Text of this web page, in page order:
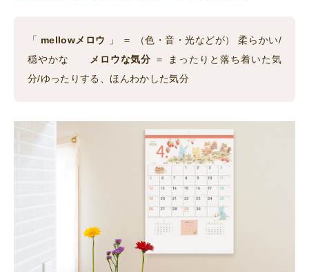
「 mellowメロウ
」 ＝ （色・音・光などが） 柔らかい/
穏やかな メロウな気分 ＝ まったりと落ち着いた気
分/ゆったりする、ほんわかした気分